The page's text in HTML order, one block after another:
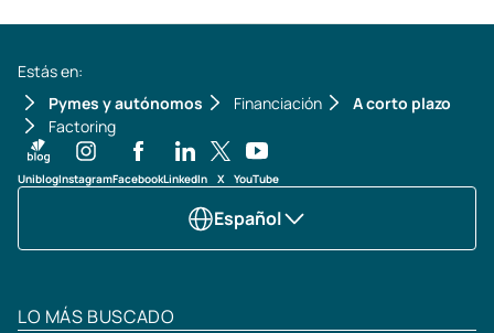
Estás en:
Pymes y autónomos
Financiación
A corto plazo
Factoring
UniblogInstagramFacebookLinkedIn X YouTube
Español
LO MÁS BUSCADO